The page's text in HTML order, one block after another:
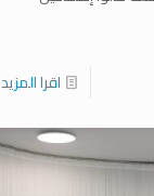
اقرا المزيد